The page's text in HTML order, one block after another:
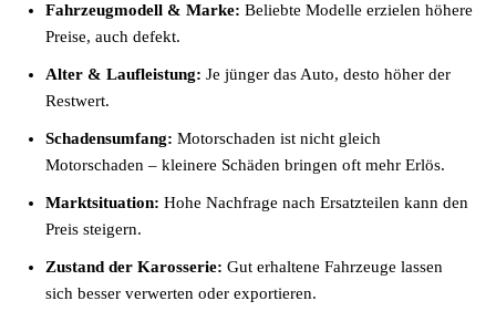
Fahrzeugmodell & Marke: Beliebte Modelle erzielen höhere
Preise, auch defekt.
Alter & Laufleistung: Je jünger das Auto, desto höher der
Restwert.
Schadensumfang: Motorschaden ist nicht gleich
Motorschaden – kleinere Schäden bringen oft mehr Erlös.
Marktsituation: Hohe Nachfrage nach Ersatzteilen kann den
Preis steigern.
Zustand der Karosserie: Gut erhaltene Fahrzeuge lassen
sich besser verwerten oder exportieren.